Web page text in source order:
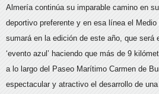
Almería continúa su imparable camino en
deportivo preferente y en esa línea el
sumará en la edición de este año, que será
‘evento azul’ haciendo que más de 9
a lo largo del Paseo Marítimo Carmen de
espectacular y atractivo el desarrollo de